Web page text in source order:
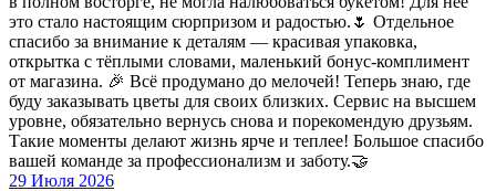
это стало настоящим сюрпризом и радостью.🌷 Отдельное
спасибо за внимание к деталям — красивая упаковка,
открытка с тёплыми словами, маленький бонус-комплимент
от магазина. 🎉 Всё продумано до мелочей! Теперь знаю, где
буду заказывать цветы для своих близких. Сервис на высшем
уровне, обязательно вернусь снова и порекомендую друзьям.
Такие моменты делают жизнь ярче и теплее! Большое спасибо
вашей команде за профессионализм и заботу.🤝
29 Июля 2026